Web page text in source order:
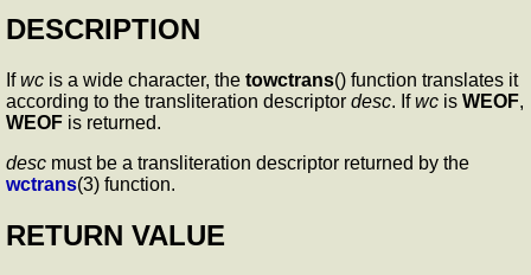
DESCRIPTION
Ifwc is a wide character, the towctrans() function translates it
according to the transliteration descriptor desc. Ifwc is WEOF,
WEOF is returned.
desc must be a transliteration descriptor returned by the
wctrans(3) function.
RETURN VALUE